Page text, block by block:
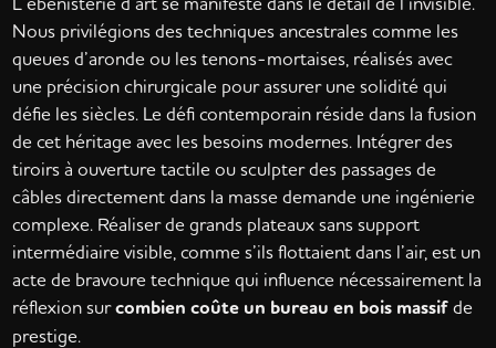
Nous privilégions des techniques ancestrales comme les
queues d’aronde ou les tenons-mortaises, réalisés avec
une précision chirurgicale pour assurer une solidité qui
défie les siècles. Le défi contemporain réside dans la fusion
de cet héritage avec les besoins modernes. Intégrer des
tiroirs à ouverture tactile ou sculpter des passages de
câbles directement dans la masse demande une ingénierie
complexe. Réaliser de grands plateaux sans support
intermédiaire visible, comme s’ils flottaient dans l’air, est un
acte de bravoure technique qui influence nécessairement la
réflexion surcombien coûte un bureau en bois massifde
prestige.